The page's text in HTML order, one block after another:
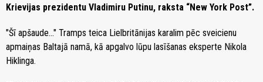
Krievijas prezidentu Vladimiru Putinu, raksta “New York Post”.
"Šī apšaude..." Tramps teica Lielbritānijas karalim pēc sveicienu
apmaiņas Baltajā namā, kā apgalvo lūpu lasīšanas eksperte Nikola
Hiklinga.